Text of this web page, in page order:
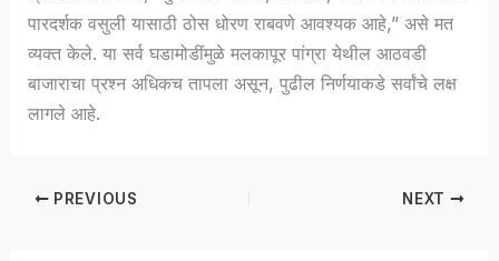
पारदर्शक वसुली यासाठी ठोस धोरण राबवणे आवश्यक आहे,” असे मत
व्यक्त केले. या सर्व घडामोडींमुळे मलकापूर पांग्रा येथील आठवडी
बाजाराचा प्रश्न अधिकच तापला असून, पुढील निर्णयाकडे सर्वांचे लक्ष
लागले आहे.
PREVIOUS NEXT